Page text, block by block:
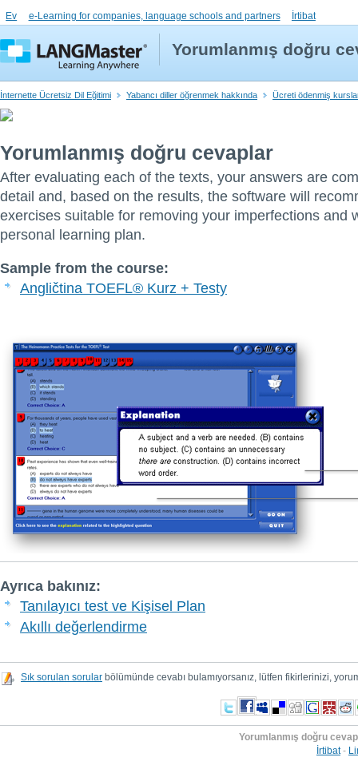
Ev e-Learning for companies, language schools and partners İrtibat
Yorumlanmış doğru
İnternette Ücretsiz Dil Eğitimi Yabancı diller öğrenmek hakkında Ücreti ödenmiş
Yorumlanmış doğru cevaplar
After evaluating each of the texts, your answers are
detail and, based on the results, the software will
exercises suitable for removing your imperfections and
personal learning plan.
Sample from the course:
Angličtina TOEFL® Kurz + Testy
Ayrıca bakınız:
Tanılayıcı test ve Kişisel Plan
Akıllı değerlendirme
Sık sorulan sorular bölümünde cevabı bulamıyorsanız, lütfen fikirlerinizi,
Yorumlanmış doğru
İrtibat-